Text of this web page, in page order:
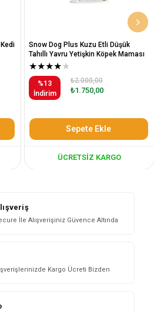
Snow Dog Plus Kuzu Etli Düşük
Tahıllı Yavru Yetişkin Köpek Maması
12 Kg
★★★★★
%13
İndirim
₺1.750,00
₺2.000,00
Sepete Ekle
ÜCRETSIZ KARGO
İle Alışverişiniz Güvence Altında
Kargo Ücreti Bizden